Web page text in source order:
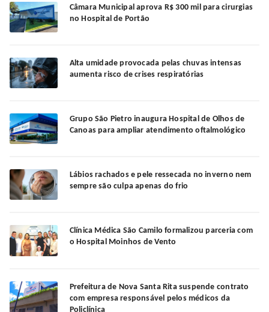
Câmara Municipal aprova R$ 300 mil para cirurgias
no Hospital de Portão
Alta umidade provocada pelas chuvas intensas
aumenta risco de crises respiratórias
Grupo São Pietro inaugura Hospital de Olhos de
Canoas para ampliar atendimento oftalmológico
Lábios rachados e pele ressecada no inverno nem
sempre são culpa apenas do frio
Clínica Médica São Camilo formalizou parceria com
o Hospital Moinhos de Vento
Prefeitura de Nova Santa Rita suspende contrato
com empresa responsável pelos médicos da
Policlínica